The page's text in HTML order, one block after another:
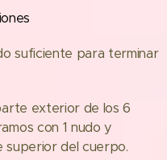
suficiente para terminar
exterior de los 6
con 1 nudo y
superior del cuerpo.